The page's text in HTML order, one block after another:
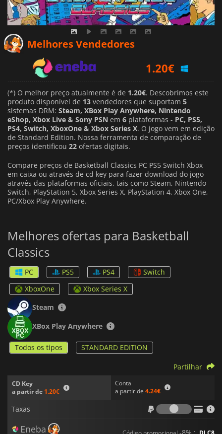
Melhores Vendedores
1.38€
1.44€
(*) O melhor preço atualmente é de 1.20€. Descobrimos este
produto disponível de 13 vendedores que suportam 5
sistemas DRM: Steam, XBox Play Anywhere, Nintendo
eShop, Xbox Live & Sony PSN em 6 plataformas - PC, PS5,
PS4, Switch, XboxOne & Xbox Series X. O jogo vem em edição
de Standard Edition. Nossa ferramenta de comparação de
preços identificou 22 ofertas digitais.
Compare preços de Basketball Classics PC PS5 Switch Xbox
em caixa ou através de cd key para fazer download do jogo
através das plataformas oficiais, tais como Steam, Nintendo
Switch, PlayStation 5, Xbox Series X, PlayStation 4, Xbox One,
PC/Xbox Play Anywhere.
Melhores ofertas para Basketball
Classics
PC PS5 PS4
Switch
XboxOne
Xbox Series X
Steam
XBox Play Anywhere
Todos os tipos STANDARD EDITION
CD Key
a partir de 1.20€
Conta
a partir de 4.24€
Partilhar
Taxas
Taxas
Eneba -8% :